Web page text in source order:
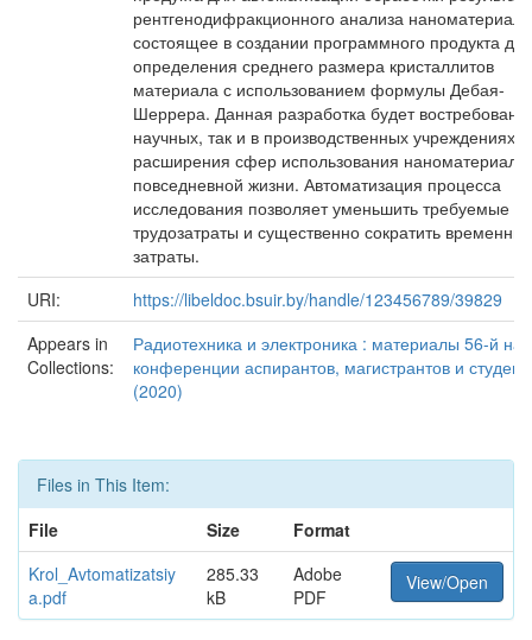
рентгенодифракционного анализа
состоящее в создании программного продукта для
определения среднего размера кристаллитов
материала с использованием формулы Дебая-
Шеррера. Данная разработка будет востребована
научных, так и в производственных учреждениях
расширения сфер использования
повседневной жизни. Автоматизация процесса
исследования позволяет уменьшить требуемые
трудозатраты и существенно сократить
затраты.
URI:
https://libeldoc.bsuir.by/handle/123456789/39829
Appears in
Collections:
Радиотехника и электроника : материалы 56-й
конференции аспирантов, магистрантов и
(2020)
Files in This Item:
File
Size
Format
Krol_Avtomatizatsiy
a.pdf
285.33
kB
Adobe
PDF
View/Open